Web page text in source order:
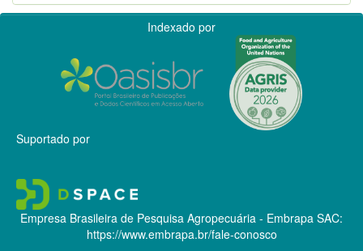
Indexado por
Suportado por
Empresa Brasileira de Pesquisa Agropecuária - Embrapa SAC:
https://www.embrapa.br/fale-conosco